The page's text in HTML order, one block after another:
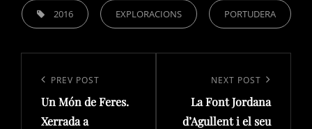
TAGS, 2016 EXPLORACIONS PORTUDERA
d'entrades
Previous
Post
PREV POST
Un Món de Feres.
Xerrada a
Post
NEXT POST
La Font Jordana
d’Agullent i el seu